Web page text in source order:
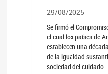
29/08/2025
Se firmó el
el cual los países de
establecen una
de la igualdad
sociedad del cuidado